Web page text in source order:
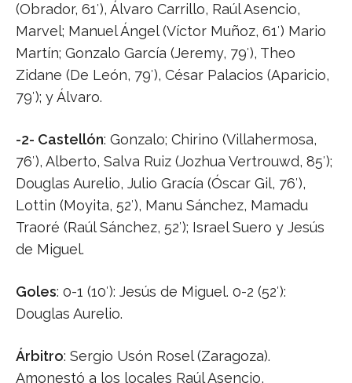
(Obrador, 61′), Álvaro Carrillo, Raúl Asencio,
Marvel; Manuel Ángel (Víctor Muñoz, 61′) Mario
Martín; Gonzalo García (Jeremy, 79′), Theo
Zidane (De León, 79′), César Palacios (Aparicio,
79′); y Álvaro.
-2- Castellón: Gonzalo; Chirino (Villahermosa,
76′), Alberto, Salva Ruiz (Jozhua Vertrouwd, 85′);
Douglas Aurelio, Julio Gracía (Óscar Gil, 76′),
Lottin (Moyita, 52′), Manu Sánchez, Mamadu
Traoré (Raúl Sánchez, 52′); Israel Suero y Jesús
de Miguel.
Goles: 0-1 (10′): Jesús de Miguel. 0-2 (52′):
Douglas Aurelio.
Árbitro: Sergio Usón Rosel (Zaragoza).
Amonestó a los locales Raúl Asencio,